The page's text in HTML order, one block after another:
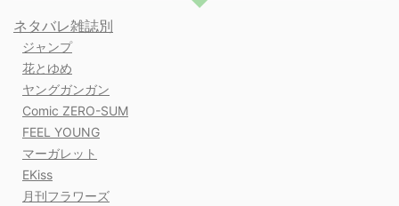
ネタバレ雑誌別
ジャンプ
花とゆめ
ヤングガンガン
Comic ZERO-SUM
FEEL YOUNG
マーガレット
EKiss
月刊フラワーズ